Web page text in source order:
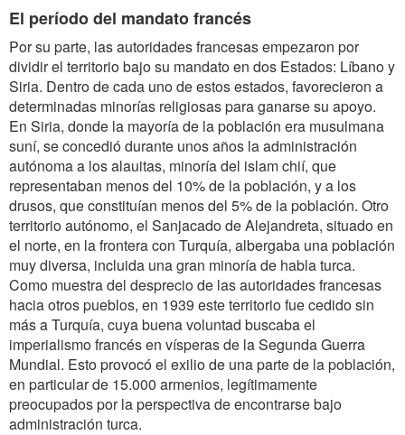
El período del mandato francés
Por su parte, las autoridades francesas empezaron por
dividir el territorio bajo su mandato en dos Estados: Líbano y
Siria. Dentro de cada uno de estos estados, favorecieron a
determinadas minorías religiosas para ganarse su apoyo.
En Siria, donde la mayoría de la población era musulmana
suní, se concedió durante unos años la administración
autónoma a los alauitas, minoría del islam chií, que
representaban menos del 10% de la población, y a los
drusos, que constituían menos del 5% de la población. Otro
territorio autónomo, el Sanjacado de Alejandreta, situado en
el norte, en la frontera con Turquía, albergaba una población
muy diversa, incluida una gran minoría de habla turca.
Como muestra del desprecio de las autoridades francesas
hacia otros pueblos, en 1939 este territorio fue cedido sin
más a Turquía, cuya buena voluntad buscaba el
imperialismo francés en vísperas de la Segunda Guerra
Mundial. Esto provocó el exilio de una parte de la población,
en particular de 15.000 armenios, legítimamente
preocupados por la perspectiva de encontrarse bajo
administración turca.